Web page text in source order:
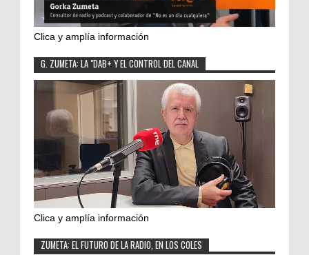
Clica y amplía información
G. ZUMETA: LA "DAB+ Y EL CONTROL DEL CANAL
Clica y amplía información
ZUMETA: EL FUTURO DE LA RADIO, EN LOS COLES